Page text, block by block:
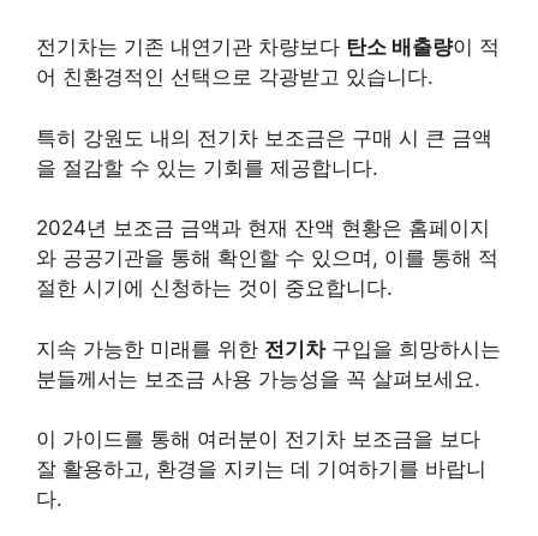
전기차는 기존 내연기관 차량보다 탄소 배출량이 적
어 친환경적인 선택으로 각광받고 있습니다.
특히 강원도 내의 전기차 보조금은 구매 시 큰 금액
을 절감할 수 있는 기회를 제공합니다.
2024년 보조금 금액과 현재 잔액 현황은 홈페이지
와 공공기관을 통해 확인할 수 있으며, 이를 통해 적
절한 시기에 신청하는 것이 중요합니다.
지속 가능한 미래를 위한 전기차구입을 희망하시는
분들께서는 보조금 사용 가능성을 꼭 살펴보세요.
이 가이드를 통해 여러분이 전기차 보조금을 보다
잘 활용하고, 환경을 지키는 데 기여하기를 바랍니
다.